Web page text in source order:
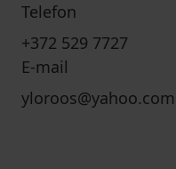
Telefon
+372 529 7727
E-mail
yloroos@yahoo.com